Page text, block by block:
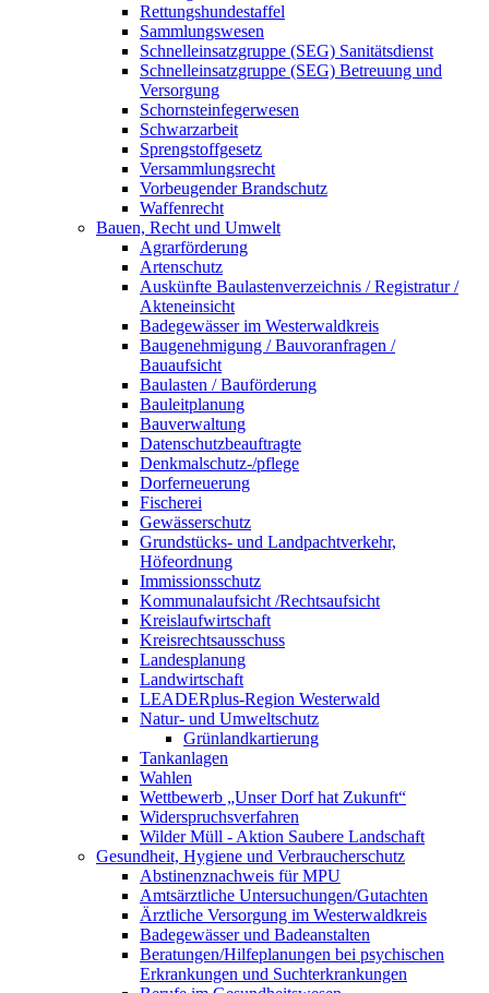
Rettungshundestaffel
Sammlungswesen
Schnelleinsatzgruppe (SEG) Sanitätsdienst
Schnelleinsatzgruppe (SEG) Betreuung und
Versorgung
Schornsteinfegerwesen
Schwarzarbeit
Sprengstoffgesetz
Versammlungsrecht
Vorbeugender Brandschutz
Waffenrecht
Bauen, Recht und Umwelt
Agrarförderung
Artenschutz
Auskünfte Baulastenverzeichnis / Registratur /
Akteneinsicht
Badegewässer im Westerwaldkreis
Baugenehmigung / Bauvoranfragen /
Bauaufsicht
Baulasten / Bauförderung
Bauleitplanung
Bauverwaltung
Datenschutzbeauftragte
Denkmalschutz-/pflege
Dorferneuerung
Fischerei
Gewässerschutz
Grundstücks- und Landpachtverkehr,
Höfeordnung
Immissionsschutz
Kommunalaufsicht /Rechtsaufsicht
Kreislaufwirtschaft
Kreisrechtsausschuss
Landesplanung
Landwirtschaft
LEADERplus-Region Westerwald
Natur- und Umweltschutz
Grünlandkartierung
Tankanlagen
Wahlen
Wettbewerb „Unser Dorf hat Zukunft“
Widerspruchsverfahren
Wilder Müll - Aktion Saubere Landschaft
Gesundheit, Hygiene und Verbraucherschutz
Abstinenznachweis für MPU
Amtsärztliche Untersuchungen/Gutachten
Ärztliche Versorgung im Westerwaldkreis
Badegewässer und Badeanstalten
Beratungen/Hilfeplanungen bei psychischen
Erkrankungen und Suchterkrankungen